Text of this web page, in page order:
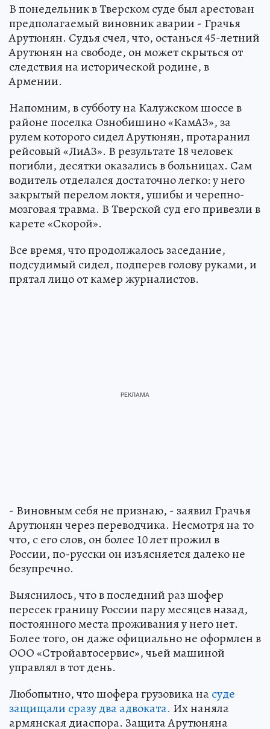
В понедельник в Тверском суде был арестован
предполагаемый виновник аварии - Грачья
Арутюнян. Судья счел, что, останься 45-летний
Арутюнян на свободе, он может скрыться от
следствия на исторической родине, в
Армении.
Напомним, в субботу на Калужском шоссе в
районе поселка Ознобишино «КамАЗ», за
рулем которого сидел Арутюнян, протаранил
рейсовый «ЛиАЗ». В результате 18 человек
погибли, десятки оказались в больницах. Сам
водитель отделался достаточно легко: у него
закрытый перелом локтя, ушибы и черепно-
мозговая травма. В Тверской суд его привезли в
карете «Скорой».
Все время, что продолжалось заседание,
подсудимый сидел, подперев голову руками, и
прятал лицо от камер журналистов.
- Виновным себя не признаю, - заявил Грачья
Арутюнян через переводчика. Несмотря на то
что, с его слов, он более 10 лет прожил в
России, по-русски он изъясняется далеко не
безупречно.
Выяснилось, что в последний раз шофер
пересек границу России пару месяцев назад,
постоянного места проживания у него нет.
Более того, он даже официально не оформлен в
ООО «Стройавтосервис», чьей машиной
управлял в тот день.
Любопытно, что шофера грузовика насуде
защищали сразу два адвоката. Их наняла
армянская диаспора. Защита Арутюняна